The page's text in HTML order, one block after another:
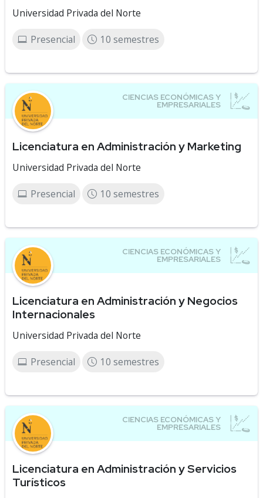
Universidad Privada del Norte
Presencial 10 semestres
Licenciatura en Administración y Marketing
Universidad Privada del Norte
Presencial 10 semestres
Licenciatura en Administración y Negocios
Internacionales
Universidad Privada del Norte
Presencial 10 semestres
Licenciatura en Administración y Servicios
Turísticos